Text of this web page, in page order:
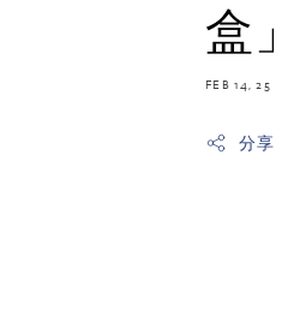
盒
FEB 14, 25
分享